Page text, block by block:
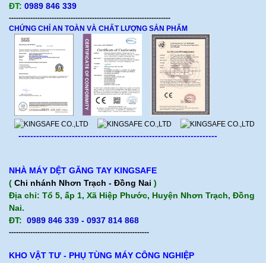
ĐT: 0989 846 339
--------------------------------------------------------------------
CHỨNG CHỈ AN TOÀN VÀ CHẤT LƯỢNG SẢN PHẨM
-------------------------------------------------------------------
NHÀ MÁY DỆT GĂNG TAY KINGSAFE
( Chi nhánh Nhơn Trạch - Đồng Nai )
Địa chỉ: Tổ 5, ấp 1, Xã Hiệp Phước, Huyện Nhơn Trạch, Đồng
Nai.
ĐT: 0989 846 339 - 0937 814 868
-----------------------------------------------------------
KHO VẬT TƯ - PHỤ TÙNG MÁY CÔNG NGHIỆP